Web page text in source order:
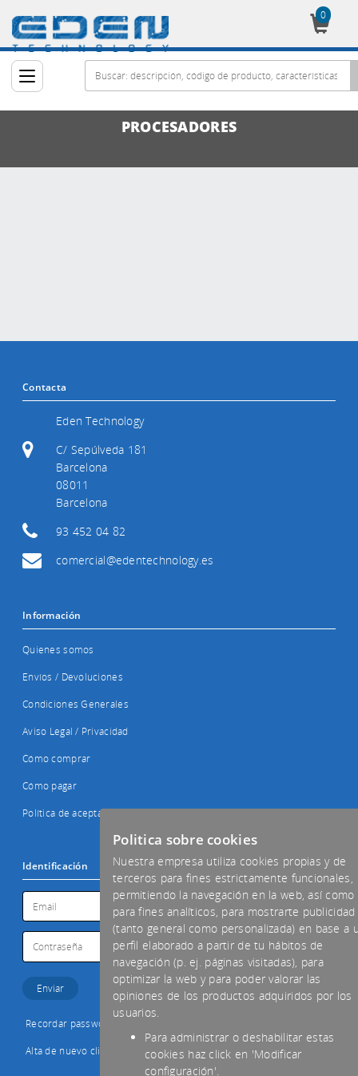
0
PROCESADORES
Contacta
Eden Technology
C/ Sepúlveda 181
Barcelona
08011
Barcelona
93 452 04 82
comercial@edentechnology.es
Información
Quienes somos
Envíos / Devoluciones
Condiciones Generales
Aviso Legal / Privacidad
Cómo comprar
Cómo pagar
Política de aceptación de cookies
Identificación
Recordar password
Alta de nuevo cliente
Politica sobre cookies
Nuestra empresa utiliza cookies propias y de
terceros para fines estrictamente funcionales,
permitiendo la navegación en la web, así como
para fines analíticos, para mostrarte publicidad
(tanto general como personalizada) en base a
perfil elaborado a partir de tu hábitos de
navegación (p. ej. páginas visitadas), para
optimizar la web y para poder valorar las
opiniones de los productos adquiridos por los
usuarios.
Para administrar o deshabilitar estas
cookies haz click en 'Modificar
configuración'.